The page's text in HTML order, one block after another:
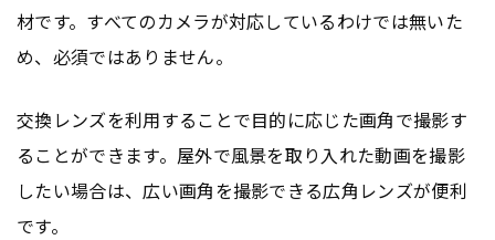
材です。すべてのカメラが対応しているわけでは無いた
め、必須ではありません。
交換レンズを利用することで目的に応じた画角で撮影す
ることができます。屋外で風景を取り入れた動画を撮影
したい場合は、広い画角を撮影できる広角レンズが便利
です。